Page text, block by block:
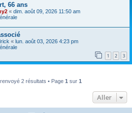
r
66 ans
« dim. août 09, 2026 11:50 am
« lun. août 03, 2026 4:23 pm
1 2 3
2 résultats • Page 1 sur 1
Aller